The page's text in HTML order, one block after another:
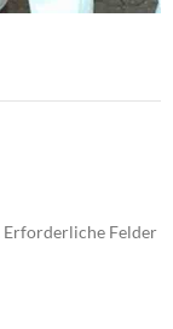
Erforderliche Felder